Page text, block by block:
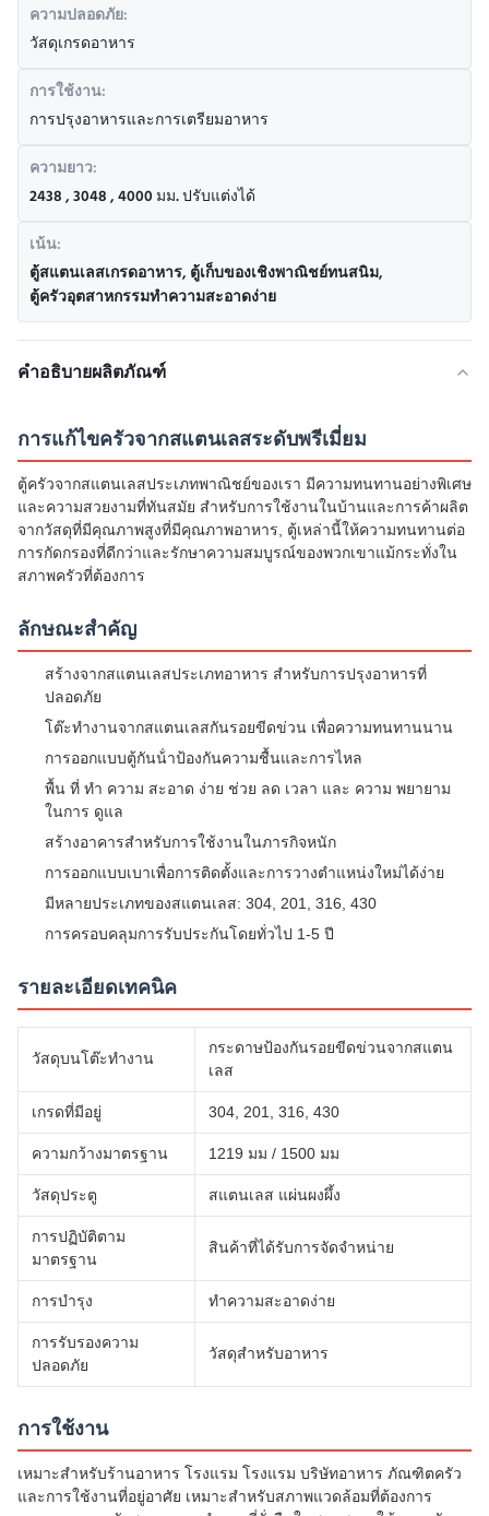
ความปลอดภัย:
วัสดุเกรดอาหาร
การใช้งาน:
การปรุงอาหารและการเตรียมอาหาร
ความยาว:
2438 , 3048 , 4000 มม. ปรับแต่งได้
เน้น:
ตู้สแตนเลสเกรดอาหาร,ตู้เก็บของเชิงพาณิชย์ทนสนิม,
ตู้ครัวอุตสาหกรรมทำความสะอาดง่าย
คำอธิบายผลิตภัณฑ์
การแก้ไขครัวจากสแตนเลสระดับพรีเมี่ยม
ตู้ครัวจากสแตนเลสประเภทพาณิชย์ของเรา มีความทนทานอย่างพิเศษ
และความสวยงามที่ทันสมัย สําหรับการใช้งานในบ้านและการค้าผลิต
จากวัสดุที่มีคุณภาพสูงที่มีคุณภาพอาหาร, ตู้เหล่านี้ให้ความทนทานต่อ
การกัดกรองที่ดีกว่าและรักษาความสมบูรณ์ของพวกเขาแม้กระทั่งใน
สภาพครัวที่ต้องการ
ลักษณะสําคัญ
สร้างจากสแตนเลสประเภทอาหาร สําหรับการปรุงอาหารที่
ปลอดภัย
โต๊ะทํางานจากสแตนเลสกันรอยขีดข่วน เพื่อความทนทานนาน
การออกแบบตู้กันน้ําป้องกันความชื้นและการไหล
พื้น ที่ ทํา ความ สะอาด ง่าย ช่วย ลด เวลา และ ความ พยายาม
ในการ ดูแล
สร้างอาคารสําหรับการใช้งานในภารกิจหนัก
การออกแบบเบาเพื่อการติดตั้งและการวางตําแหน่งใหม่ได้ง่าย
มีหลายประเภทของสแตนเลส: 304, 201, 316, 430
การครอบคลุมการรับประกันโดยทั่วไป 1-5 ปี
รายละเอียดเทคนิค
วัสดุบนโต๊ะทํางาน
กระดาษป้องกันรอยขีดข่วนจากสแตน
เลส
เกรดที่มีอยู่ 304, 201, 316, 430
ความกว้างมาตรฐาน 1219 มม / 1500 มม
วัสดุประตู สแตนเลส แผ่นผงผึ้ง
การปฏิบัติตาม
มาตรฐาน
สินค้าที่ได้รับการจัดจําหน่าย
การบํารุง ทําความสะอาดง่าย
การรับรองความ
ปลอดภัย
วัสดุสําหรับอาหาร
การใช้งาน
เหมาะสําหรับร้านอาหาร โรงแรม โรงแรม บริษัทอาหาร ภัณฑิตครัว
และการใช้งานที่อยู่อาศัย เหมาะสําหรับสภาพแวดล้อมที่ต้องการ